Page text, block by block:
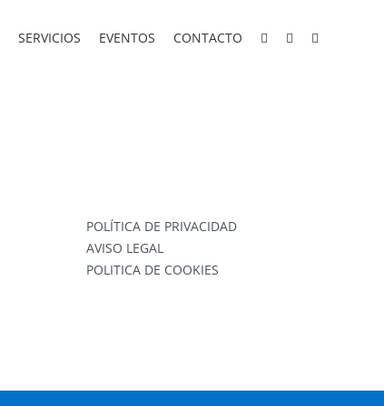
SERVICIOS EVENTOS CONTACTO
POLÍTICA DE PRIVACIDAD
AVISO LEGAL
POLITICA DE COOKIES